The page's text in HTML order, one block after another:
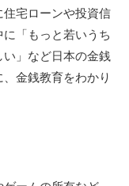
宅ローンや投資信
「もっと若いうち
」など日本の金銭
金銭教育をわかり